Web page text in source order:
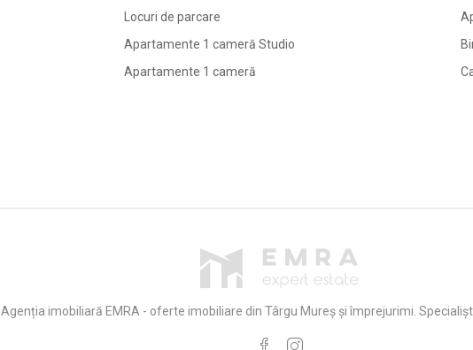
Locuri de parcare
Apartamente 1 cameră Studio
Apartamente 1 cameră
Agenția imobiliară EMRA - oferte imobiliare din Târgu Mureș și împrejurimi.